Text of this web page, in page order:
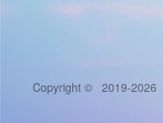
Copyright © 2019-2026